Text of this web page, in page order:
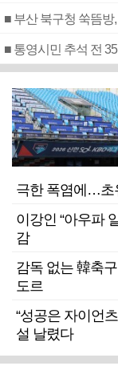
■ 부산 북구청 쑥뜸
■ 통영시민 추석 전
극한 폭염에…초
이강인 “아우파
감
감독 없는 韓축
도르
“성공은 자이언
설 날렸다